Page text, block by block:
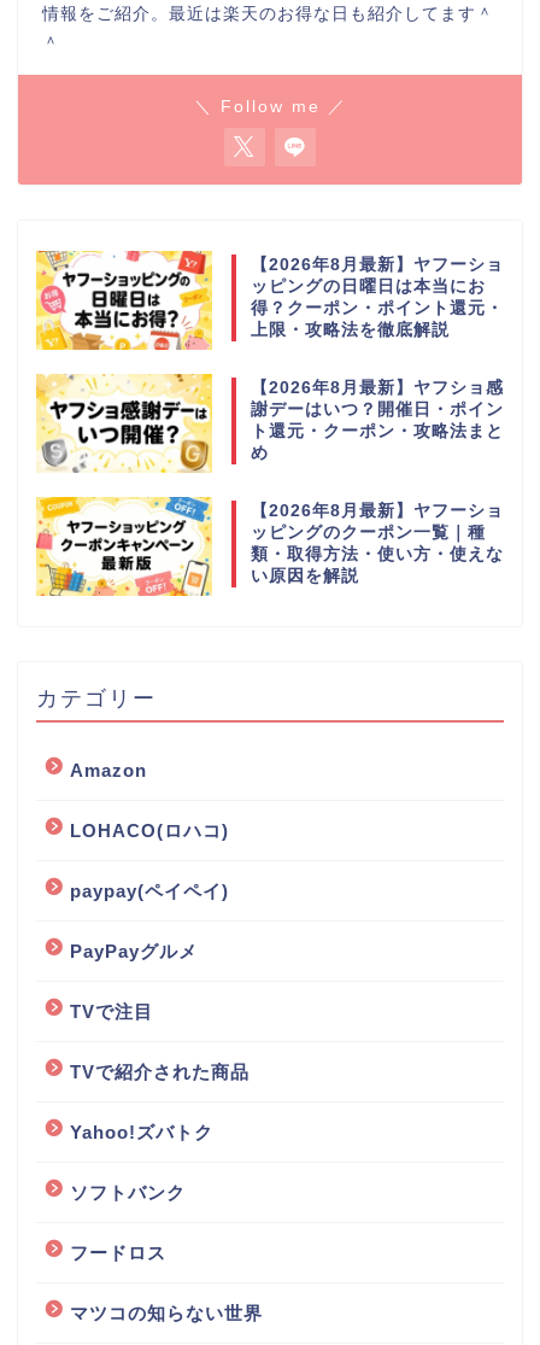
情報をご紹介。最近は楽天のお得な日も紹介してます＾
＾
＼ Follow me ／
【2026年8月最新】ヤフーショ
ッピングの日曜日は本当にお
得？クーポン・ポイント還元・
上限・攻略法を徹底解説
【2026年8月最新】ヤフショ感
謝デーはいつ？開催日・ポイン
ト還元・クーポン・攻略法まと
め
【2026年8月最新】ヤフーショ
ッピングのクーポン一覧｜種
類・取得方法・使い方・使えな
い原因を解説
カテゴリー
Amazon
LOHACO(ロハコ)
paypay(ペイペイ)
PayPayグルメ
TVで注目
TVで紹介された商品
Yahoo!ズバトク
ソフトバンク
フードロス
マツコの知らない世界